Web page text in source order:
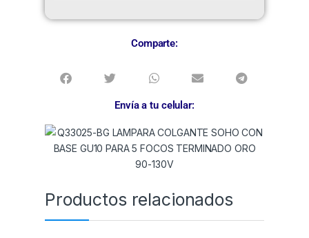
Comparte:
Envía a tu celular:
Productos relacionados